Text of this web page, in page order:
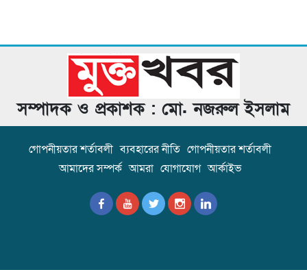
সম্পাদক ও প্রকাশক : মো. নজরুল ইসলাম
গোপনীয়তার শর্তাবলী ব্যবহারের নীতি গোপনীয়তার শর্তাবলী
আমাদের সম্পর্ক আমরা যোগাযোগ আর্কাইভ